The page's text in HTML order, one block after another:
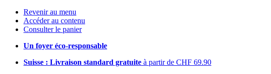
Revenir au menu
Accéder au contenu
Consulter le panier
Un foyer éco-responsable
Suisse : Livraison standard gratuite à partir de CHF 69.90